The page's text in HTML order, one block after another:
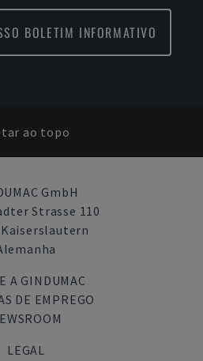
BOLETIM INFORMATIVO
ao topo
GmbH
Strasse 110
A GINDUMAC
DE EMPREGO
LEGAL